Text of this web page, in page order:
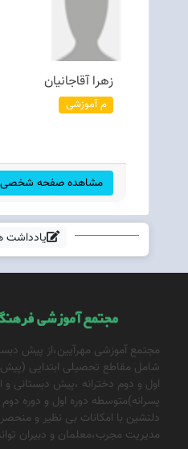
زهرا آقاجانیان
م آموزشی
مشاهده صفحه شخصی
یادداشت
مجتمع آموزشی مهرآیین،از پیش
شامل مقاطع تحصیلی ابتدایی (پیش
اول و دوم دخترانه ،پیش دبستانی و
پسرانه)متوسطه دوره اول و دوره
دلنشین با امکانات بی نظیر و
مدیریت مجرب،معلمان و دبیران